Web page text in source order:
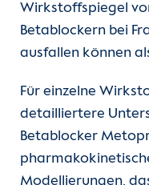
Wirkstoffspiegel
Betablockern bei
ausfallen können
Für einzelne
detailliertere
Betablocker
Modellierungen,